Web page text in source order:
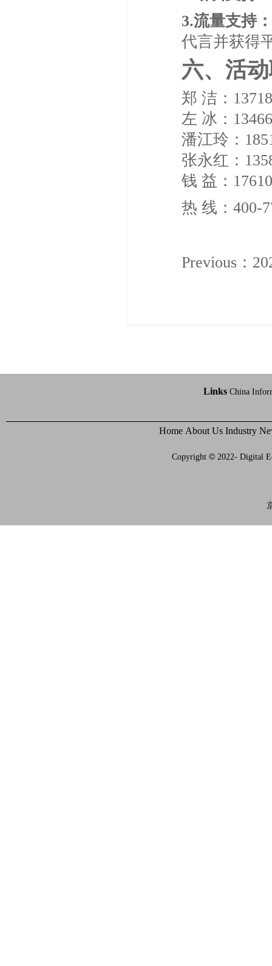
3.流量支持：
代言并获得
六、活
郑 洁：
左 冰：
潘江玲：
张永红：
钱 益：
热 线：400-
Previous：
Links China
Home About Us Industry
Copyright ©2022- Digital